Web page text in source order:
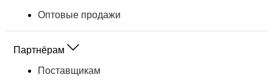
Оптовые продажи
Партнёрам
Поставщикам